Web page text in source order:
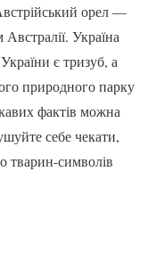
орел —
Україна
є тризуб, а
природного парку
фактів можна
себе чекати,
тварин-символів